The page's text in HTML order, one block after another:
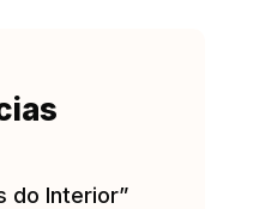
do Interior”